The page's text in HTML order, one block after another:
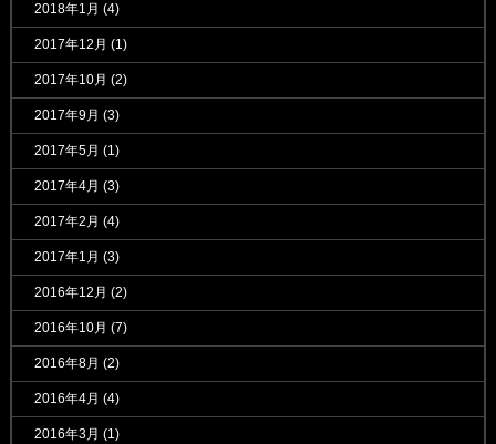
2018年1月 (4)
2017年12月 (1)
2017年10月 (2)
2017年9月 (3)
2017年5月 (1)
2017年4月 (3)
2017年2月 (4)
2017年1月 (3)
2016年12月 (2)
2016年10月 (7)
2016年8月 (2)
2016年4月 (4)
2016年3月 (1)